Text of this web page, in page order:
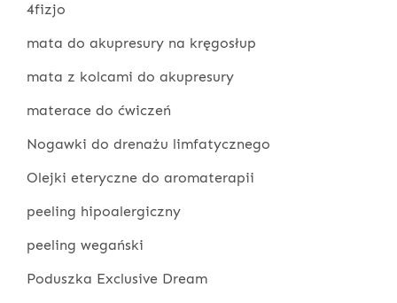
4fizjo
mata do akupresury na kręgosłup
mata z kolcami do akupresury
materace do ćwiczeń
Nogawki do drenażu limfatycznego
Olejki eteryczne do aromaterapii
peeling hipoalergiczny
peeling wegański
Poduszka Exclusive Dream